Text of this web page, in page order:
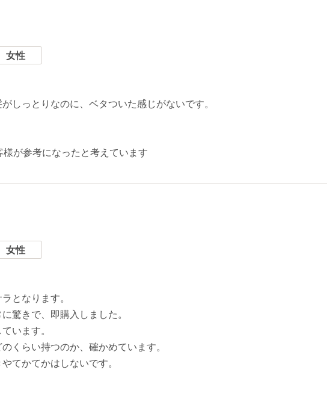
女性
しっとりなのに、ベタついた感じがないです。
様が参考になったと考えています
女性
となります。
驚きで、即購入しました。
います。
くらい持つのか、確かめています。
てかてかはしないです。